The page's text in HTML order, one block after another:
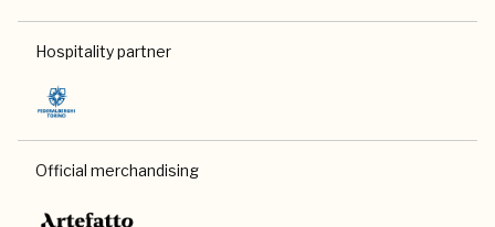
Hospitality partner
Official merchandising